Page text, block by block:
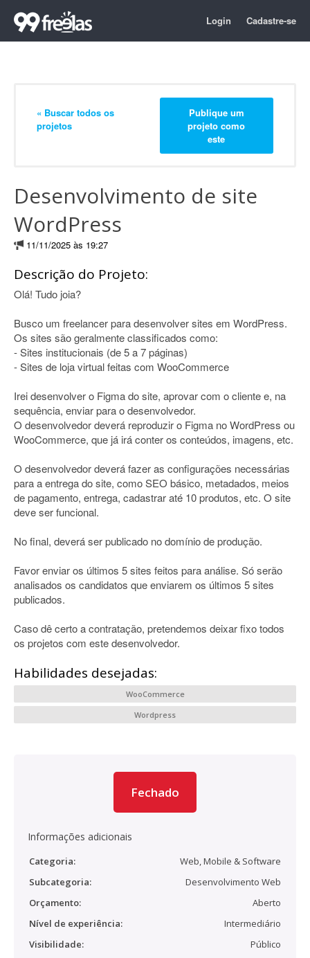
Login Cadastre-se
« Buscar todos os
projetos
Publique um
projeto como
este
Desenvolvimento de site
WordPress
11/11/2025 às 19:27
Descrição do Projeto:
Olá! Tudo joia?
Busco um freelancer para desenvolver sites em WordPress.
Os sites são geralmente classificados como:
- Sites institucionais (de 5 a 7 páginas)
- Sites de loja virtual feitas com WooCommerce
Irei desenvolver o Figma do site, aprovar com o cliente e, na
sequência, enviar para o desenvolvedor.
O desenvolvedor deverá reproduzir o Figma no WordPress ou
WooCommerce, que já irá conter os conteúdos, imagens, etc.
O desenvolvedor deverá fazer as configurações necessárias
para a entrega do site, como SEO básico, metadados, meios
de pagamento, entrega, cadastrar até 10 produtos, etc. O site
deve ser funcional.
No final, deverá ser publicado no domínio de produção.
Favor enviar os últimos 5 sites feitos para análise. Só serão
analisados os candidatos que enviarem os últimos 5 sites
publicados.
Caso dê certo a contratação, pretendemos deixar fixo todos
os projetos com este desenvolvedor.
Habilidades desejadas:
WooCommerce
Wordpress
Fechado
Informações adicionais
Categoria:
Web, Mobile & Software
Subcategoria:
Desenvolvimento Web
Orçamento:
Aberto
Nível de experiência:
Intermediário
Visibilidade:
Público